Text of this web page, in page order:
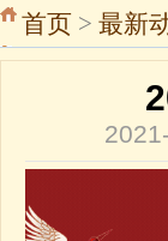
首页 > 最新